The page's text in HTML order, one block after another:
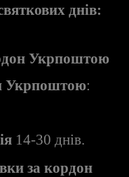
днів:
Укрпоштою
Укрпоштою:
14-30 днів.
за кордон